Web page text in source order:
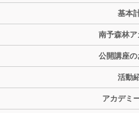
基本
南予森林
公開講座
活動
アカデミ